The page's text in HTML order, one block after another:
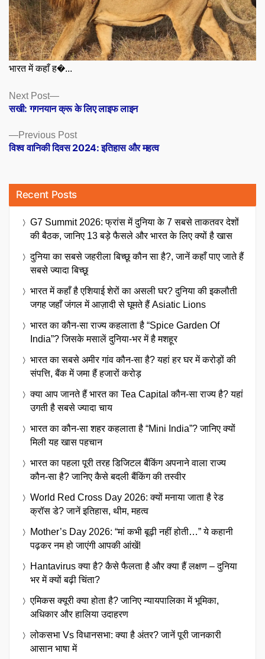
भारत में कहाँ ह�...
Posts
navigation
Previous PostPrevious
post:
विश्व वानिकी दिवस 2024: इतिहास और महत्व
Next Post
Next
post:
सखी: गगनयान क्रू के लिए लाइफ लाइन
Recent Posts
G7 Summit 2026: फ्रांस में दुनिया के 7 सबसे ताकतवर देशों
की बैठक, जानिए 13 बड़े फैसले और भारत के लिए क्यों है खास
दुनिया का सबसे जहरीला बिच्छू कौन सा है?, जानें कहाँ पाए जाते हैं
सबसे ज्यादा बिच्छू
भारत में कहाँ है एशियाई शेरों का असली घर? दुनिया की इकलौती
जगह जहाँ जंगल में आज़ादी से घूमते हैं Asiatic Lions
भारत का कौन-सा राज्य कहलाता है “Spice Garden Of
India”? जिसके मसालें दुनिया-भर में है मशहूर
भारत का सबसे अमीर गांव कौन-सा है? यहां हर घर में करोड़ों की
संपत्ति, बैंक में जमा हैं हजारों करोड़
क्या आप जानते हैं भारत का Tea Capital कौन-सा राज्य है? यहां
उगती है सबसे ज्यादा चाय
भारत का कौन-सा शहर कहलाता है “Mini India”? जानिए क्यों
मिली यह खास पहचान
भारत का पहला पूरी तरह डिजिटल बैंकिंग अपनाने वाला राज्य
कौन-सा है? जानिए कैसे बदली बैंकिंग की तस्वीर
World Red Cross Day 2026: क्यों मनाया जाता है रेड
क्रॉस डे? जानें इतिहास, थीम, महत्व
Mother’s Day 2026: “मां कभी बूढ़ी नहीं होती…” ये कहानी
पढ़कर नम हो जाएंगी आपकी आंखें!
Hantavirus क्या है? कैसे फैलता है और क्या हैं लक्षण – दुनिया
भर में क्यों बढ़ी चिंता?
एमिकस क्यूरी क्या होता है? जानिए न्यायपालिका में भूमिका,
अधिकार और हालिया उदाहरण
लोकसभा Vs विधानसभा: क्या है अंतर? जानें पूरी जानकारी
आसान भाषा में